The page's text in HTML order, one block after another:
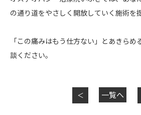
の通り道をやさしく開放していく施術を
「この痛みはもう仕方ない」とあきら
談ください。
＜ 一覧へ